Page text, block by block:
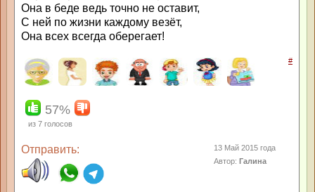
Она в беде ведь точно не оставит,
С ней по жизни каждому везёт,
Она всех всегда оберегает!
#
57%
из 7 голосов
Отправить:
13 Май 2015 года
Автор:Галина